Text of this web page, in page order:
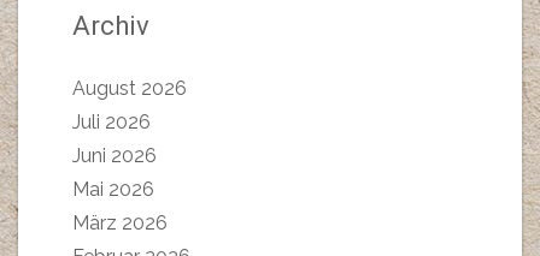
Archiv
August 2026
Juli 2026
Juni 2026
Mai 2026
März 2026